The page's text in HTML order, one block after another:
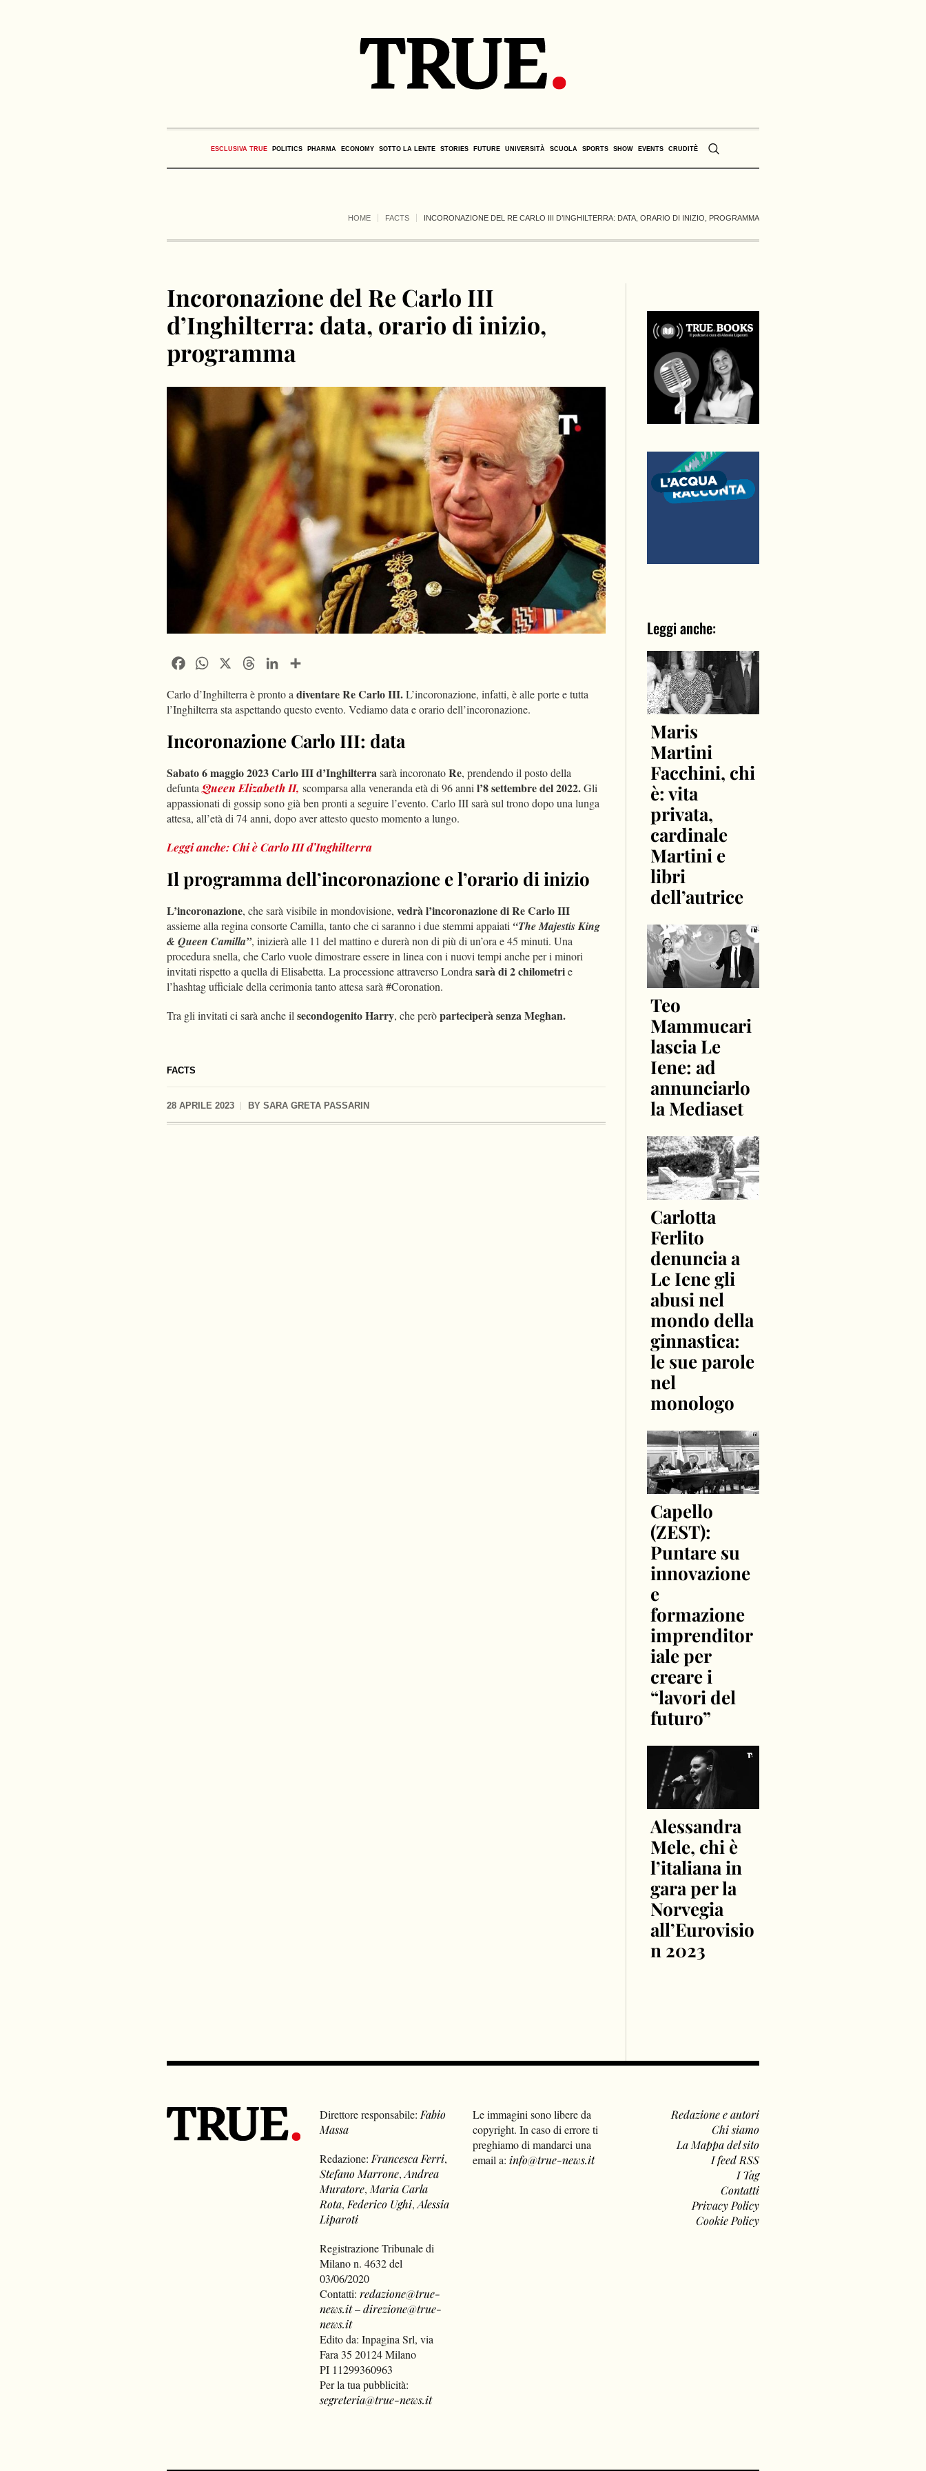
ESCLUSIVA TRUE POLITICS PHARMA ECONOMY SOTTO LA LENTE STORIES FUTURE UNIVERSITÀ SCUOLA SPORTS SHOW EVENTS CRUDITÈ
HOME FACTS INCORONAZIONE DEL RE CARLO III D’INGHILTERRA: DATA, ORARIO DI INIZIO, PROGRAMMA
FACTS
Incoronazione del Re Carlo III
d’Inghilterra: data, orario di inizio,
programma
28 APRILE 2023 BY SARA GRETA PASSARIN
FacebookWhatsApp ThreadsLinkedIn
Carlo d’Inghilterra è pronto adiventare Re Carlo III.L’incoronazione, infatti, è alle porte e tutta
l’Inghilterra sta aspettando questo evento. Vediamo data e orario dell’incoronazione.
Incoronazione Carlo III: data
Sabato 6 maggio 2023 Carlo III d’Inghilterrasarà incoronatoRe, prendendo il posto della
defuntaQueen Elizabeth II, scomparsa alla veneranda età di 96 annil’8 settembre del 2022.Gli
appassionati di gossip sono già ben pronti a seguire l’evento. Carlo III sarà sul trono dopo una lunga
attesa, all’età di 74 anni, dopo aver attesto questo momento a lungo.
Leggi anche: Chi è Carlo III d’Inghilterra
Il programma dell’incoronazione e l’orario di inizio
L’incoronazione, che sarà visibile in mondovisione, vedrà l’incoronazione di Re Carlo III
assieme alla regina consorte Camilla, tanto che ci saranno i due stemmi appaiati “The Majestis King
& Queen Camilla”, inizierà alle 11 del mattino e durerà non di più di un’ora e 45 minuti. Una
procedura snella, che Carlo vuole dimostrare essere in linea con i nuovi tempi anche per i minori
invitati rispetto a quella di Elisabetta. La processione attraverso Londrasarà di 2 chilometrie
l’hashtag ufficiale della cerimonia tanto attesa sarà #Coronation.
Tra gli invitati ci sarà anche ilsecondogenito Harry, che peròparteciperà senza Meghan.
Leggi anche:
Maris
Martini
Facchini, chi
è: vita
privata,
cardinale
Martini e
libri
dell’autrice
Teo
Mammucari
lascia Le
Iene: ad
annunciarlo
la Mediaset
Carlotta
Ferlito
denuncia a
Le Iene gli
abusi nel
mondo della
ginnastica:
le sue parole
nel
monologo
Capello
(ZEST):
Puntare su
innovazione
e
formazione
imprenditor
iale per
creare i
“lavori del
futuro”
Alessandra
Mele, chi è
l’italiana in
gara per la
Norvegia
all’Eurovisio
n 2023
Direttore responsabile: Fabio
Massa
Redazione: Francesca Ferri,
Stefano Marrone,Andrea
Muratore, Maria Carla
Rota, Federico Ughi,Alessia
Liparoti
Registrazione Tribunale di
Milano n. 4632 del
03/06/2020
Contatti:redazione@true-
news.it–direzione@true-
news.it
Edito da: Inpagina Srl, via
Fara 35 20124 Milano
PI 11299360963
Per la tua pubblicità:
segreteria@true-news.it
Le immagini sono libere da
copyright. In caso di errore ti
preghiamo di mandarci una
email a: info@true-news.it
Redazione e autori
Chi siamo
La Mappa del sito
I feed RSS
I Tag
Contatti
Privacy Policy
Cookie Policy